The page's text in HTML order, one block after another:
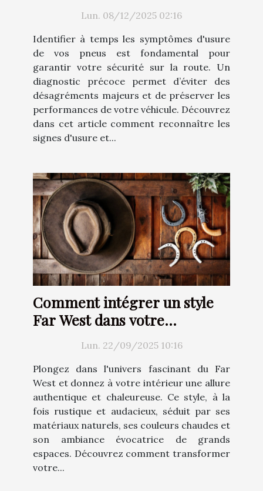
pneus ?Lun. 08/12/2025 02:16
Identifier à temps les symptômes d'usure
de vos pneus est fondamental pour
garantir votre sécurité sur la route. Un
diagnostic précoce permet d’éviter des
désagréments majeurs et de préserver les
performances de votre véhicule. Découvrez
dans cet article comment reconnaître les
signes d'usure et...
Comment intégrer un style
Far West dans votre
décoration intérieure ?
Lun. 22/09/2025 10:16
Plongez dans l'univers fascinant du Far
West et donnez à votre intérieur une allure
authentique et chaleureuse. Ce style, à la
fois rustique et audacieux, séduit par ses
matériaux naturels, ses couleurs chaudes et
son ambiance évocatrice de grands
espaces. Découvrez comment transformer
votre...